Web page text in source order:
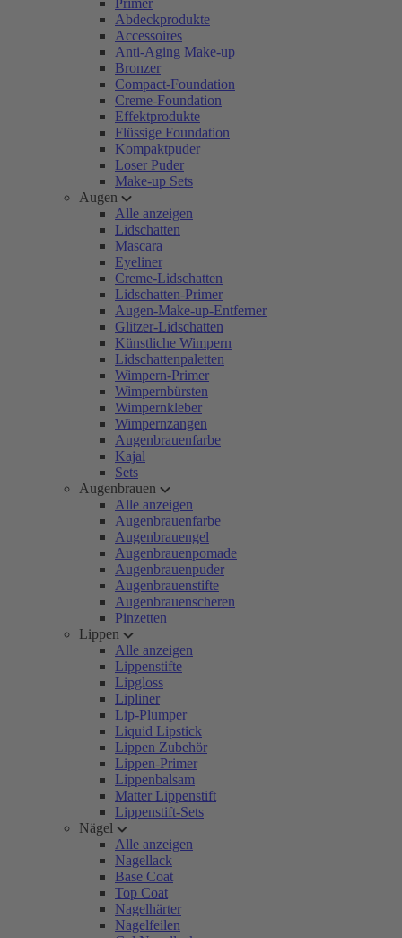
Primer
Abdeckprodukte
Accessoires
Anti-Aging Make-up
Bronzer
Compact-Foundation
Creme-Foundation
Effektprodukte
Flüssige Foundation
Kompaktpuder
Loser Puder
Make-up Sets
Augen
Alle anzeigen
Lidschatten
Mascara
Eyeliner
Creme-Lidschatten
Lidschatten-Primer
Augen-Make-up-Entferner
Glitzer-Lidschatten
Künstliche Wimpern
Lidschattenpaletten
Wimpern-Primer
Wimpernbürsten
Wimpernkleber
Wimpernzangen
Augenbrauenfarbe
Kajal
Sets
Augenbrauen
Alle anzeigen
Augenbrauenfarbe
Augenbrauengel
Augenbrauenpomade
Augenbrauenpuder
Augenbrauenstifte
Augenbrauenscheren
Pinzetten
Lippen
Alle anzeigen
Lippenstifte
Lipgloss
Lipliner
Lip-Plumper
Liquid Lipstick
Lippen Zubehör
Lippen-Primer
Lippenbalsam
Matter Lippenstift
Lippenstift-Sets
Nägel
Alle anzeigen
Nagellack
Base Coat
Top Coat
Nagelhärter
Nagelfeilen